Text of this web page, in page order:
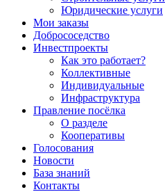
Юридические услуги
Мои заказы
Добрососедство
Инвестпроекты
Как это работает?
Коллективные
Индивидуальные
Инфраструктура
Правление посёлка
О разделе
Кооперативы
Голосования
Новости
База знаний
Контакты